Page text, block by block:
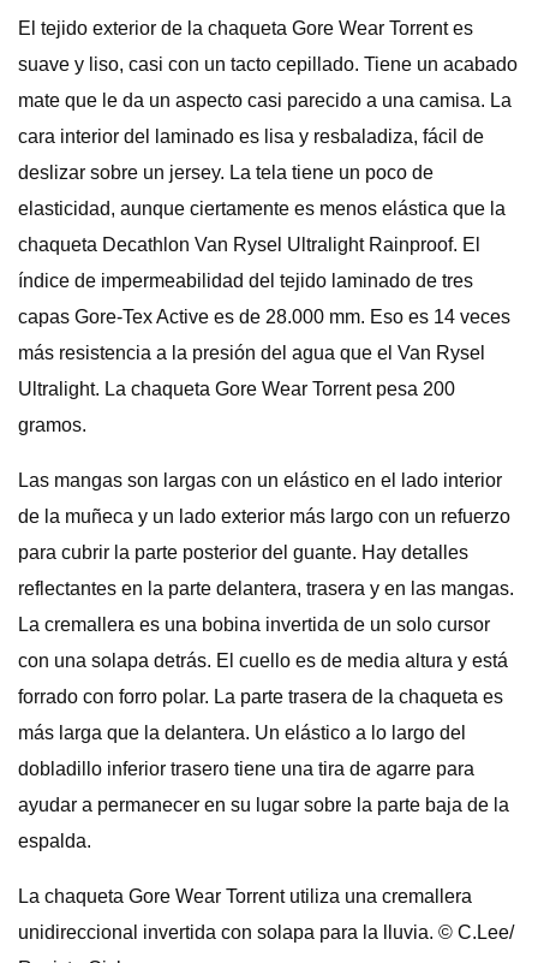
El tejido exterior de la chaqueta Gore Wear Torrent es
suave y liso, casi con un tacto cepillado. Tiene un acabado
mate que le da un aspecto casi parecido a una camisa. La
cara interior del laminado es lisa y resbaladiza, fácil de
deslizar sobre un jersey. La tela tiene un poco de
elasticidad, aunque ciertamente es menos elástica que la
chaqueta Decathlon Van Rysel Ultralight Rainproof. El
índice de impermeabilidad del tejido laminado de tres
capas Gore-Tex Active es de 28.000 mm. Eso es 14 veces
más resistencia a la presión del agua que el Van Rysel
Ultralight. La chaqueta Gore Wear Torrent pesa 200
gramos.
Las mangas son largas con un elástico en el lado interior
de la muñeca y un lado exterior más largo con un refuerzo
para cubrir la parte posterior del guante. Hay detalles
reflectantes en la parte delantera, trasera y en las mangas.
La cremallera es una bobina invertida de un solo cursor
con una solapa detrás. El cuello es de media altura y está
forrado con forro polar. La parte trasera de la chaqueta es
más larga que la delantera. Un elástico a lo largo del
dobladillo inferior trasero tiene una tira de agarre para
ayudar a permanecer en su lugar sobre la parte baja de la
espalda.
La chaqueta Gore Wear Torrent utiliza una cremallera
unidireccional invertida con solapa para la lluvia. © C.Lee/